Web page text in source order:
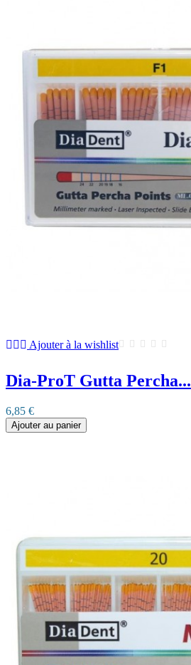
Ajouter à la wishlist
Dia-ProT Gutta Percha...
6,85 €
Ajouter au panier